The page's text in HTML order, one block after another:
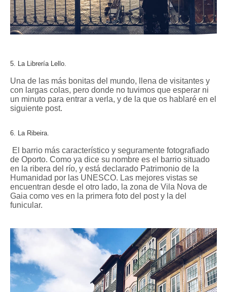
5. La Librería Lello.
Una de las más bonitas del mundo, llena de visitantes y
con largas colas, pero donde no tuvimos que esperar ni
un minuto para entrar a verla, y de la que os hablaré en el
siguiente post.
6. La Ribeira.
El barrio más característico y seguramente fotografiado
de Oporto. Como ya dice su nombre es el barrio situado
en la ribera del río, y está declarado Patrimonio de la
Humanidad por las UNESCO. Las mejores vistas se
encuentran desde el otro lado, la zona de Vila Nova de
Gaia como ves en la primera foto del post y la del
funicular.